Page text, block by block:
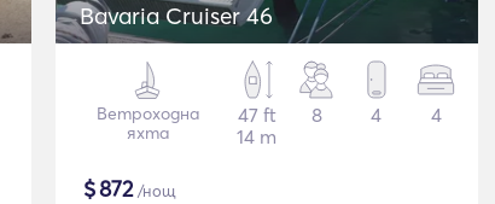
Bavaria Cruiser 46
Ветроходна
яхта
47 ft
14 m
8 4 4
$872/нощ